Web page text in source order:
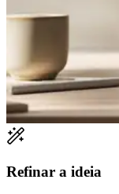
Refinar a ideia